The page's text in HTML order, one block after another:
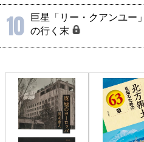
10
巨星「リー・クアンユー
の行く末